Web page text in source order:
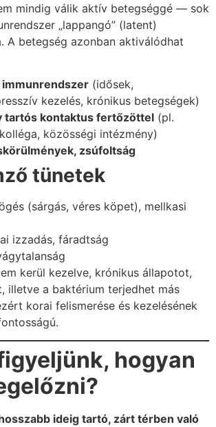
mindig válik aktív betegséggé — sok
„lappangó” (latent)
A betegség azonban aktiválódhat
(idősek,
kezelés, krónikus betegségek)
tartós kontaktus fertőzöttel (pl.
közösségi intézmény)
zsúfoltság
tünetek
(sárgás, véres köpet), mellkasi
izzadás, fáradtság
kerül kezelve, krónikus állapotot,
illetve a baktérium terjedhet más
korai felismerése és kezelésének
hogyan
ideig tartó, zárt térben való